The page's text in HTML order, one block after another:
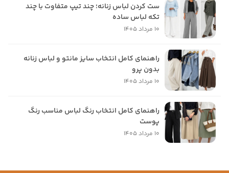
ست کردن لباس زنانه؛ چند تیپ متفاوت با چند
تکه لباس ساده
10 مرداد 1405
راهنمای کامل انتخاب سایز مانتو و لباس زنانه
بدون پرو
10 مرداد 1405
راهنمای کامل انتخاب رنگ لباس مناسب رنگ
پوست
10 مرداد 1405